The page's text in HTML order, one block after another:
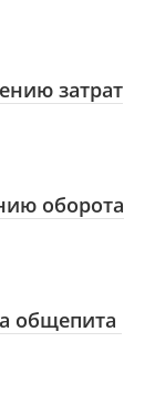
затрат
оборота
общепита